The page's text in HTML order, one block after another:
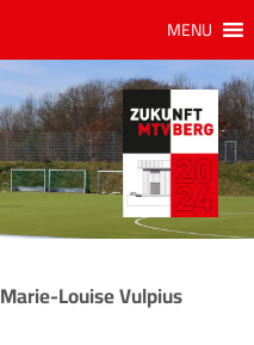
MENU
Louise Vulpius